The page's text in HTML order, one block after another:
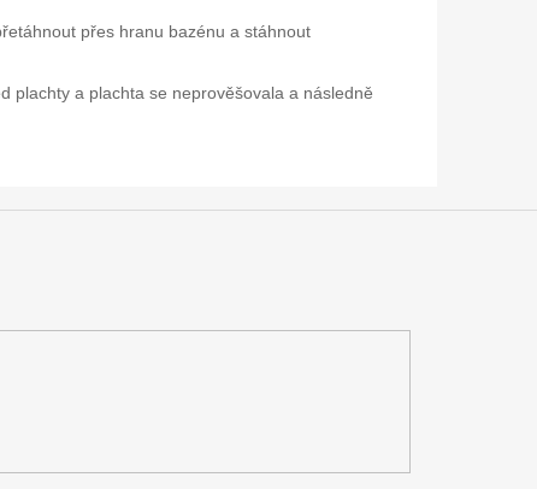
přes hranu bazénu a stáhnout
plachty a plachta se neprověšovala a následně